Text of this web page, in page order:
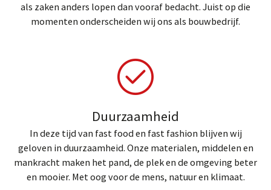
als zaken anders lopen dan vooraf bedacht. Juist op die
momenten onderscheiden wij ons als bouwbedrijf.
Duurzaamheid
In deze tijd van fast food en fast fashion blijven wij
geloven in duurzaamheid. Onze materialen, middelen en
mankracht maken het pand, de plek en de omgeving beter
en mooier. Met oog voor de mens, natuur en klimaat.